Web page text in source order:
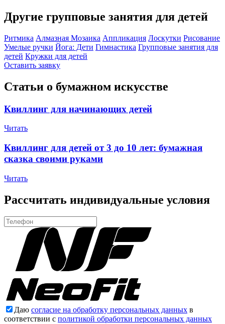
Другие групповые занятия для детей
Ритмика Алмазная Мозаика Аппликация Лоскутки Рисование
Умелые ручки Йога: Дети Гимнастика Групповые занятия для
детей Кружки для детей
Оставить заявку
Статьи о бумажном искусстве
Квиллинг для начинающих детей
Читать
Квиллинг для детей от 3 до 10 лет: бумажная
сказка своими руками
Читать
Рассчитать индивидуальные условия
Даю согласие на обработку персональных данных в
соответствии с политикой обработки персональных данных